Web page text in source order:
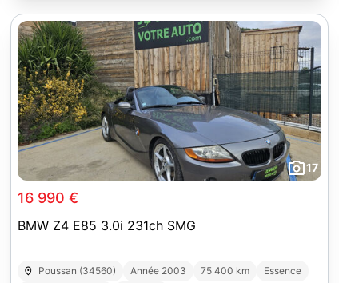
17
16 990 €
BMW Z4 E85 3.0i 231ch SMG
Poussan (34560) Année 2003 75 400 km
Essence